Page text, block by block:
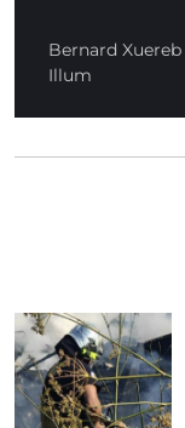
Bernard Xuereb
Illum